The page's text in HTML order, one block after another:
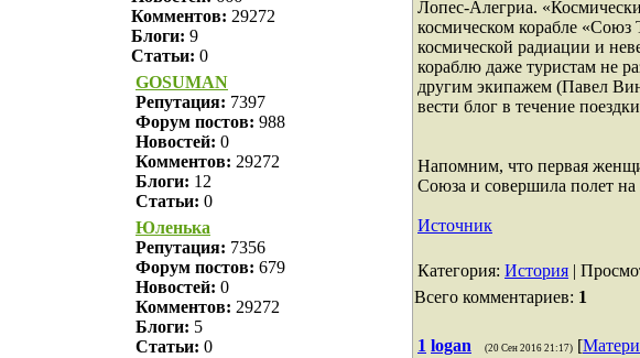
Комментов: 29272
Блоги: 9
Статьи: 0
GOSUMAN
Репутация: 7397
Форум постов: 988
Новостей: 0
Комментов: 29272
Блоги: 12
Статьи: 0
Юленька
Репутация: 7356
Форум постов: 679
Новостей: 0
Комментов: 29272
Блоги: 5
Статьи: 0
Лопес-Алегриа.
космическом корабле
космической радиации и
кораблю даже туристам не
другим экипажем (Павел
вести блог в течение
Напомним, что первая
Союза и совершила полет на
Источник
Категория: История |
Всего комментариев: 1
1 logan (20 Сен 2016 21:17) [